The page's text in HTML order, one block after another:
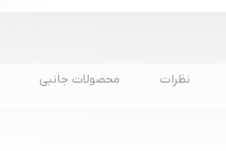
نظرات محصولات جانبی